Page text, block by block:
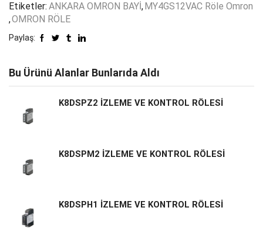
Etiketler: ANKARA OMRON BAYİ, MY4GS12VAC Röle Omron
,OMRON RÖLE
Paylaş:
Bu Ürünü Alanlar Bunlarıda Aldı
K8DSPZ2 İZLEME VE KONTROL RÖLESİ
K8DSPM2 İZLEME VE KONTROL RÖLESİ
K8DSPH1 İZLEME VE KONTROL RÖLESİ